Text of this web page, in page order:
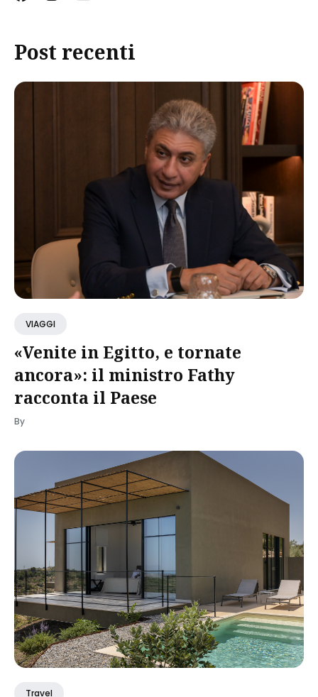
Post recenti
VIAGGI
«Venite in Egitto, e tornate
ancora»: il ministro Fathy
racconta il Paese
By
Travel